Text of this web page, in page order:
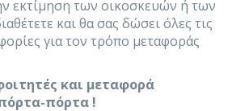
εκτίμηση των οικοσκευών ή των
και θα σας δώσει όλες τις
για τον τρόπο μεταφοράς
και μεταφορά
πόρτα !